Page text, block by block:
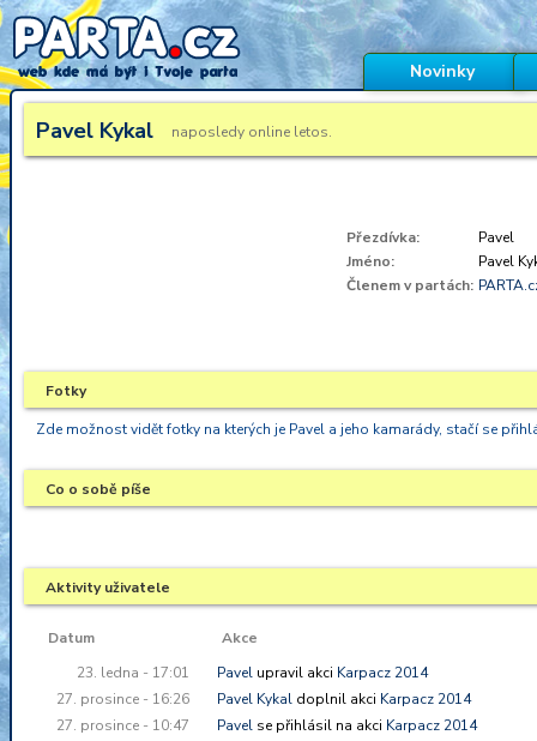
Novinky
Pavel Kykal naposledy online letos.
Přezdívka:
Pavel
Jméno:
Pavel
Členem v partách:
Fotky
Zde možnost vidět fotky na kterých je Pavel a jeho kamarády, stačí se
Co o sobě píše
Aktivity uživatele
Datum
Akce
23. ledna - 17:01
Pavel upravil akci Karpacz 2014
27. prosince - 16:26
Pavel Kykal doplnil akci Karpacz 2014
27. prosince - 10:47
Pavel se přihlásil na akci Karpacz 2014